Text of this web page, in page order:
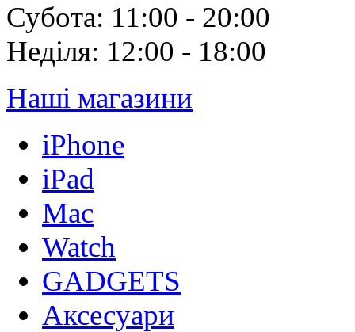
Субота: 11:00 - 20:00
Неділя: 12:00 - 18:00
Наші магазини
iPhone
iPad
Mac
Watch
GADGETS
Аксесуари